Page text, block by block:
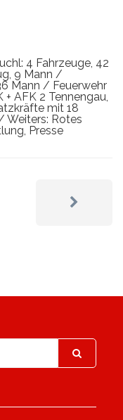
4 Fahrzeuge, 42
9 Mann /
Mann / Feuerwehr
AFK 2 Tennengau,
mit 18
Weiters: Rotes
Presse